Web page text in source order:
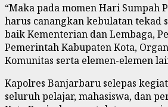
“Maka pada momen Hari Sumpah
harus canangkan kebulatan tekad
baik Kementerian dan Lembaga,
Pemerintah Kabupaten Kota,
Komunitas serta elemen-elemen
Kapolres Banjarbaru selepas
seluruh pelajar,mahasiswa, dan